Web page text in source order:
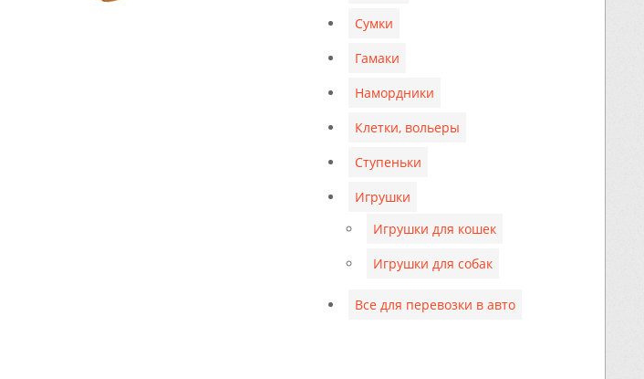
Сумки
Гамаки
Намордники
Клетки, вольеры
Ступеньки
Игрушки
Игрушки для кошек
Игрушки для собак
Все для перевозки в авто